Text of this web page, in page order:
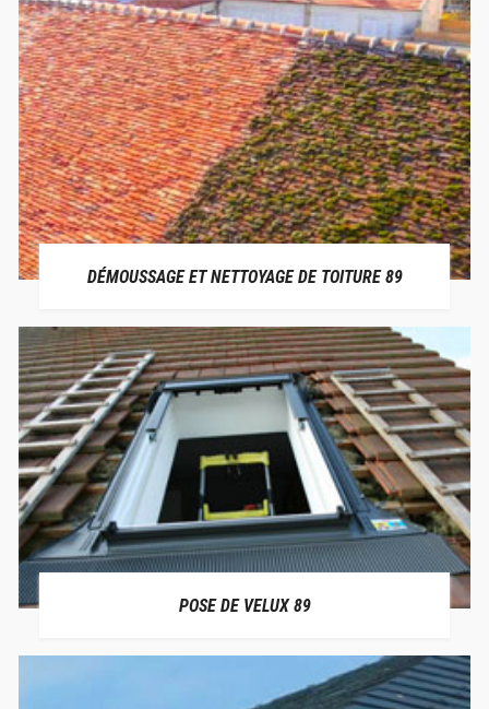
DÉMOUSSAGE ET NETTOYAGE DE TOITURE 89
POSE DE VELUX 89